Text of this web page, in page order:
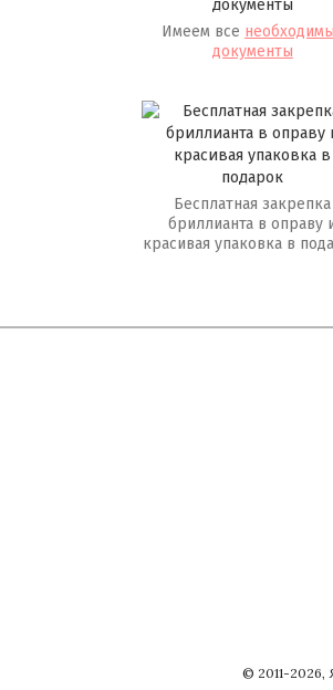
Имеем все
документы
Бесплатная закрепка
бриллианта в оправу
красивая упаковка в
© 2011-2026,